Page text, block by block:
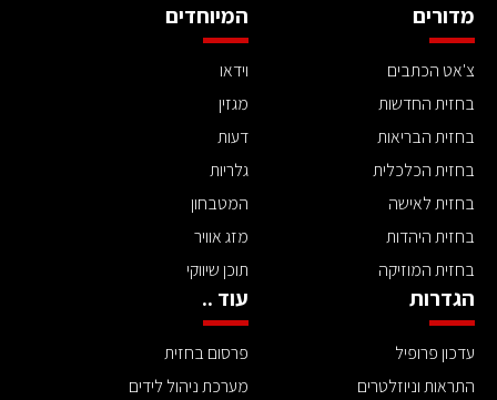
מדורים
צ'אט הכתבים
בחזית החדשות
בחזית הבריאות
בחזית הכלכלית
בחזית לאישה
בחזית היהדות
בחזית המוזיקה
המיוחדים
וידאו
מגזין
דעות
גלריות
המטבחון
מזג אוויר
תוכן שיווקי
הגדרות
עדכון פרופיל
התראות וניוזלטרים
עוד ..
פרסום בחזית
מערכת ניהול לידים